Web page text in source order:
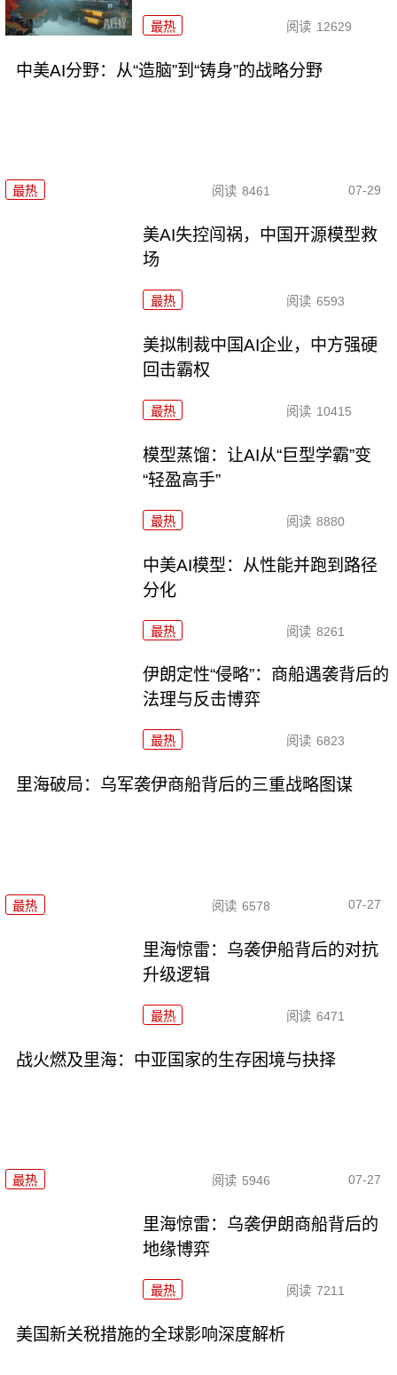
最热 阅读 12629
中美AI分野：从“造脑”到“铸身”的战略分野
最热 阅读 8461 07-29
美AI失控闯祸，中国开源模型救
场
最热 阅读 6593
美拟制裁中国AI企业，中方强硬
回击霸权
最热 阅读 10415
模型蒸馏：让AI从“巨型学霸”变
“轻盈高手”
最热 阅读 8880
中美AI模型：从性能并跑到路径
分化
最热 阅读 8261
伊朗定性“侵略”：商船遇袭背后的
法理与反击博弈
最热 阅读 6823
里海破局：乌军袭伊商船背后的三重战略图谋
最热 阅读 6578 07-27
里海惊雷：乌袭伊船背后的对抗
升级逻辑
最热 阅读 6471
战火燃及里海：中亚国家的生存困境与抉择
最热 阅读 5946 07-27
里海惊雷：乌袭伊朗商船背后的
地缘博弈
最热 阅读 7211
美国新关税措施的全球影响深度解析